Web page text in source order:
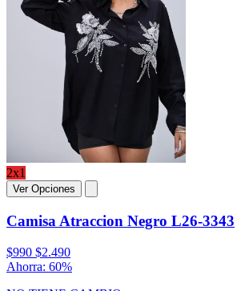
2x1
Ver Opciones
Camisa Atraccion Negro L26-3343
$990 $2.490
Ahorra: 60%